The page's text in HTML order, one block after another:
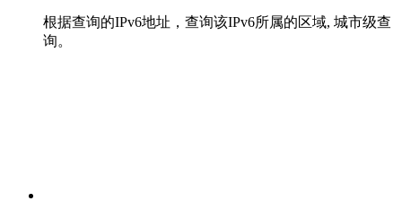
根据查询的IPv6地址，查询该IPv6所属的区域, 城市级查
询。